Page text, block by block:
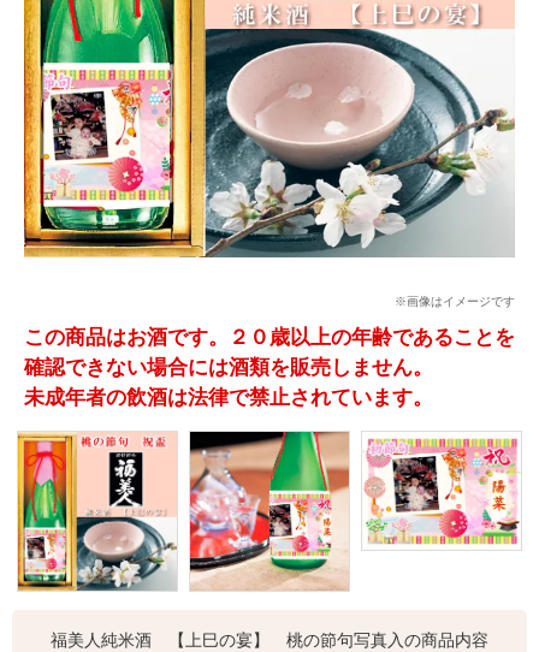
※画像はイメージです
この商品はお酒です。２０歳以上の年齢であることを
確認できない場合には酒類を販売しません。
未成年者の飲酒は法律で禁止されています。
福美人純米酒 【上巳の宴】 桃の節句写真入の商品内容